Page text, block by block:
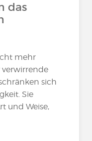
das
mehr
verwirrende
sich
Sie
und Weise,